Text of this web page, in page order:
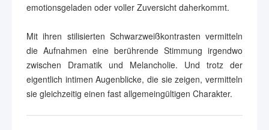
emotionsgeladen oder voller Zuversicht daherkommt.
Mit ihren stilisierten Schwarzweißkontrasten vermitteln
die Aufnahmen eine berührende Stimmung irgendwo
zwischen Dramatik und Melancholie. Und trotz der
eigentlich intimen Augenblicke, die sie zeigen, vermitteln
sie gleichzeitig einen fast allgemeingültigen Charakter.